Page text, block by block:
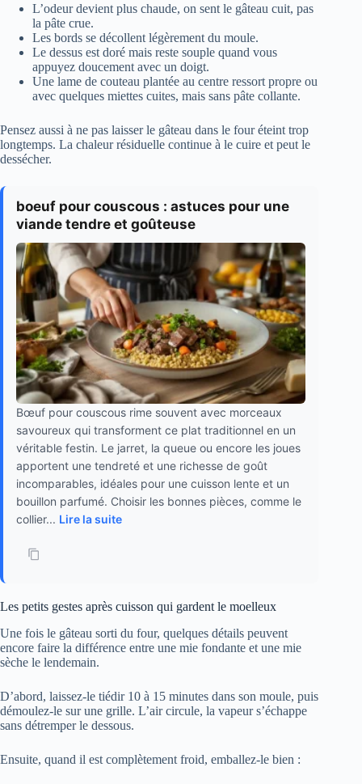
L’odeur devient plus chaude, on sent le gâteau cuit, pas
la pâte crue.
Les bords se décollent légèrement du moule.
Le dessus est doré mais reste souple quand vous
appuyez doucement avec un doigt.
Une lame de couteau plantée au centre ressort propre ou
avec quelques miettes cuites, mais sans pâte collante.
Pensez aussi à ne pas laisser le gâteau dans le four éteint trop
longtemps. La chaleur résiduelle continue à le cuire et peut le
dessécher.
boeuf pour couscous : astuces pour une
viande tendre et goûteuse
Bœuf pour couscous rime souvent avec morceaux
savoureux qui transforment ce plat traditionnel en un
véritable festin. Le jarret, la queue ou encore les joues
apportent une tendreté et une richesse de goût
incomparables, idéales pour une cuisson lente et un
bouillon parfumé. Choisir les bonnes pièces, comme le
collier... Lire la suite
Les petits gestes après cuisson qui gardent le moelleux
Une fois le gâteau sorti du four, quelques détails peuvent
encore faire la différence entre une mie fondante et une mie
sèche le lendemain.
D’abord, laissez-le tiédir 10 à 15 minutes dans son moule, puis
démoulez-le sur une grille. L’air circule, la vapeur s’échappe
sans détremper le dessous.
Ensuite, quand il est complètement froid, emballez-le bien :